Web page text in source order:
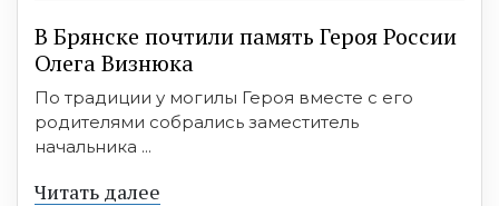
В Брянске почтили память Героя России
Олега Визнюка
По традиции у могилы Героя вместе с его
родителями собрались заместитель
начальника ...
Читать далее